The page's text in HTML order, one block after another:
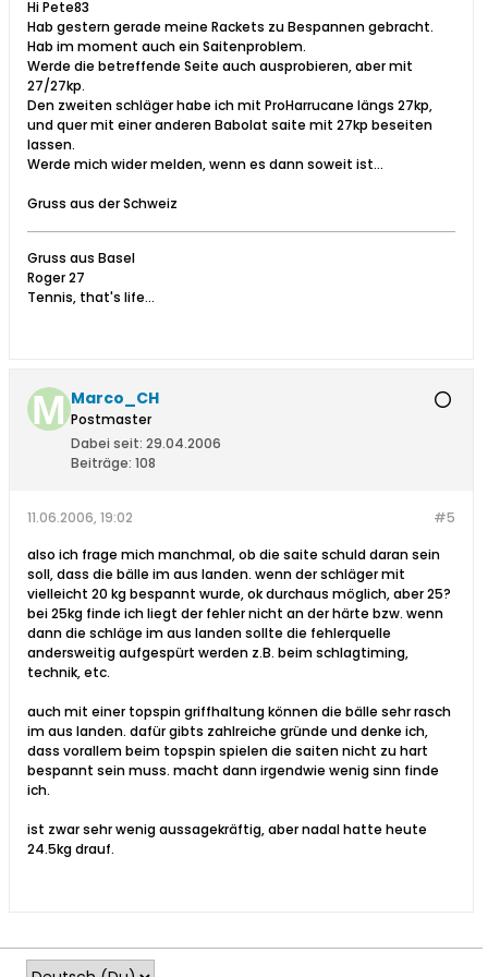
Hi Pete83
Hab gestern gerade meine Rackets zu Bespannen gebracht.
Hab im moment auch ein Saitenproblem.
Werde die betreffende Seite auch ausprobieren, aber mit
27/27kp.
Den zweiten schläger habe ich mit ProHarrucane längs 27kp,
und quer mit einer anderen Babolat saite mit 27kp beseiten
lassen.
Werde mich wider melden, wenn es dann soweit ist...
Gruss aus der Schweiz
Gruss aus Basel
Roger 27
Tennis, that's life...
Marco_CH
Postmaster
Dabei seit: 29.04.2006
Beiträge: 108
#5
11.06.2006, 19:02
also ich frage mich manchmal, ob die saite schuld daran sein
soll, dass die bälle im aus landen. wenn der schläger mit
vielleicht 20 kg bespannt wurde, ok durchaus möglich, aber 25?
bei 25kg finde ich liegt der fehler nicht an der härte bzw. wenn
dann die schläge im aus landen sollte die fehlerquelle
andersweitig aufgespürt werden z.B. beim schlagtiming,
technik, etc.
auch mit einer topspin griffhaltung können die bälle sehr rasch
im aus landen. dafür gibts zahlreiche gründe und denke ich,
dass vorallem beim topspin spielen die saiten nicht zu hart
bespannt sein muss. macht dann irgendwie wenig sinn finde
ich.
ist zwar sehr wenig aussagekräftig, aber nadal hatte heute
24.5kg drauf.